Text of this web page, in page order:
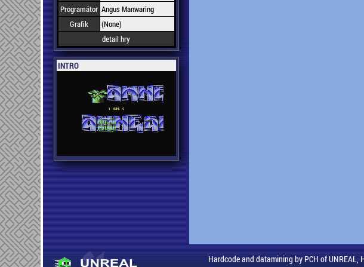
Programátor Angus Manwaring
Grafik
(None)
detail hry
INTRO
Hardcode and datamining by PCH of UNREAL,